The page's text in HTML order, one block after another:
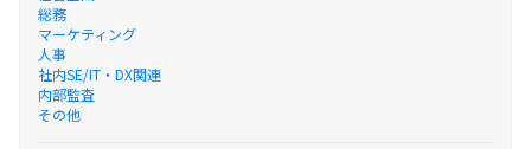
総務
マーケティング
人事
社内SE/IT・DX関連
内部監査
その他